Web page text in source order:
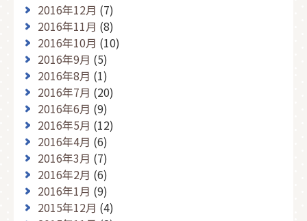
2016年12月 (7)
2016年11月 (8)
2016年10月 (10)
2016年9月 (5)
2016年8月 (1)
2016年7月 (20)
2016年6月 (9)
2016年5月 (12)
2016年4月 (6)
2016年3月 (7)
2016年2月 (6)
2016年1月 (9)
2015年12月 (4)